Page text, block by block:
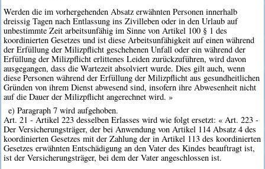
Werden die im vorhergehenden Absatz erwähnten Personen innerhalb
dreissig Tagen nach Entlassung ins Zivilleben oder in den Urlaub auf
unbestimmte Zeit arbeitsunfähig im Sinne von Artikel 100 § 1 des
koordinierten Gesetzes und ist diese Arbeitsunfähigkeit auf einen während
der Erfüllung der Milizpflicht geschehenen Unfall oder ein während der
Erfüllung der Milizpflicht erlittenes Leiden zurückzuführen, wird davon
ausgegangen, dass die Wartezeit absolviert wurde. Dies gilt auch, wenn
diese Personen während der Erfüllung der Milizpflicht aus gesundheitlichen
Gründen von ihrem Dienst abwesend sind, insofern ihre Abwesenheit nicht
auf die Dauer der Milizpflicht angerechnet wird. »
e) Paragraph 7 wird aufgehoben.
Art. 21 - Artikel 223 desselben Erlasses wird wie folgt ersetzt: « Art. 223 -
Der Versicherungsträger, der bei Anwendung von Artikel 114 Absatz 4 des
koordinierten Gesetzes mit der Zahlung der in Artikel 113 des koordinierten
Gesetzes erwähnten Entschädigung an den Vater des Kindes beauftragt ist,
ist der Versicherungsträger, bei dem der Vater angeschlossen ist.